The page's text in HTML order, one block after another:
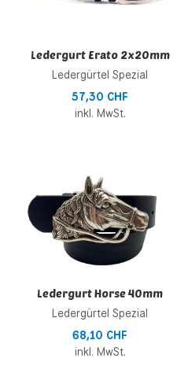
Ledergurt Erato 2x20mm
Ledergürtel Spezial
57,30 CHF
inkl. MwSt.
Zur Wunschliste hinzufügen
Zur Vergleichsliste hinzufügen
Schnellansicht
Ledergurt Horse 40mm
Ledergürtel Spezial
68,10 CHF
inkl. MwSt.